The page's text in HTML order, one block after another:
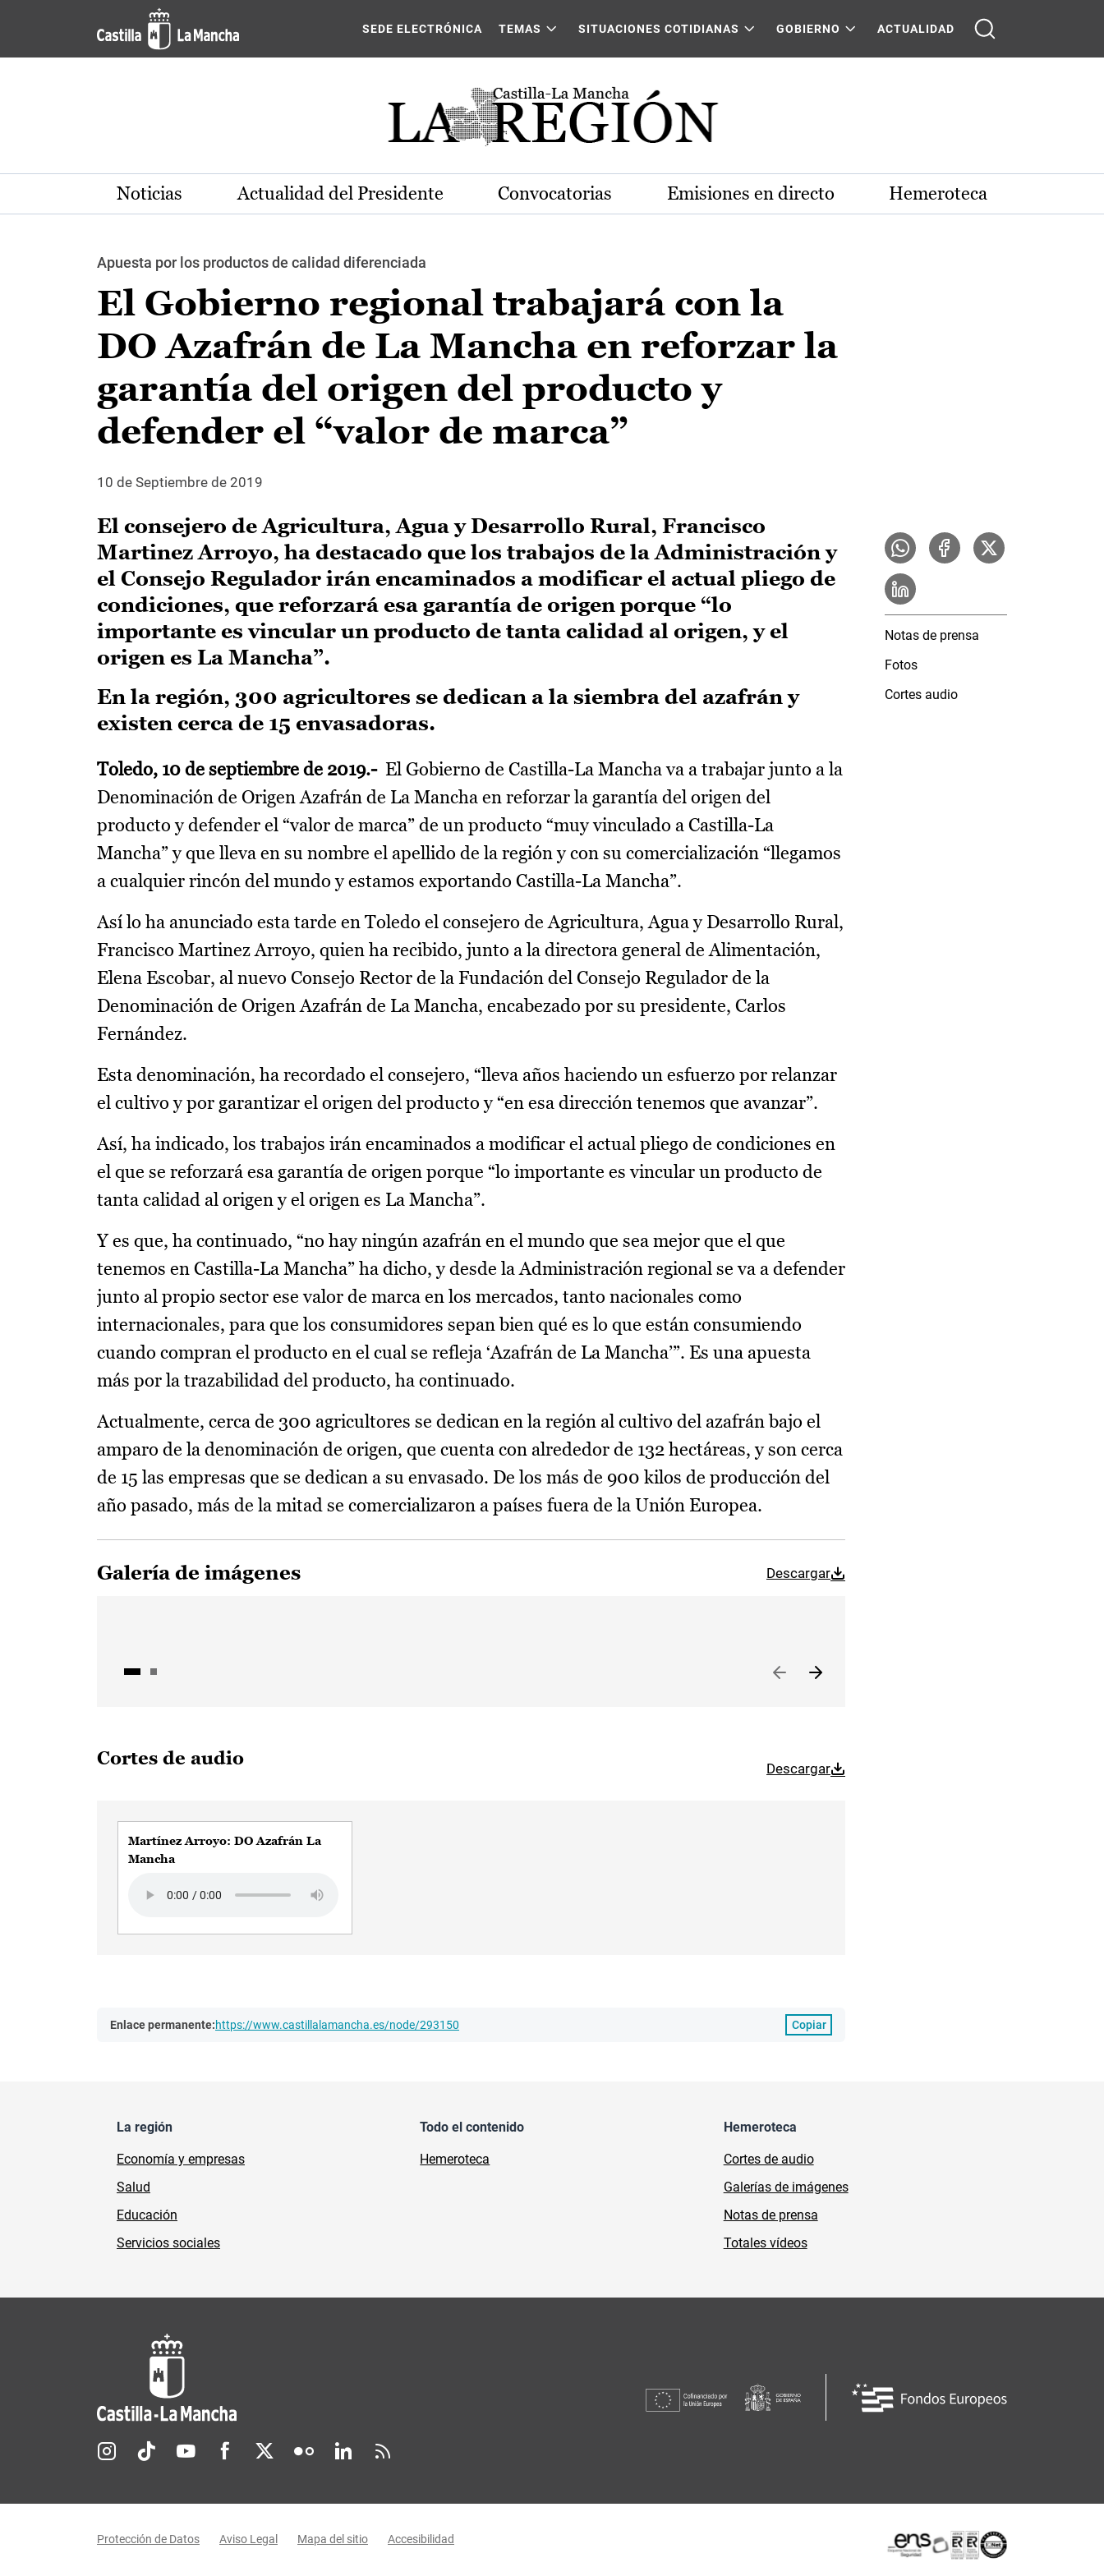
Pasar al contenido principal
SEDE ELECTRÓNICA TEMAS SITUACIONES COTIDIANAS GOBIERNO ACTUALIDAD
Noticias Actualidad del Presidente Convocatorias Emisiones en directo Hemeroteca
Apuesta por los productos de calidad diferenciada
El Gobierno regional trabajará con la
DO Azafrán de La Mancha en reforzar la
garantía del origen del producto y
defender el “valor de marca”
10 de Septiembre de 2019
El consejero de Agricultura, Agua y Desarrollo Rural, Francisco
Martinez Arroyo, ha destacado que los trabajos de la Administración y
el Consejo Regulador irán encaminados a modificar el actual pliego de
condiciones, que reforzará esa garantía de origen porque “lo
importante es vincular un producto de tanta calidad al origen, y el
origen es La Mancha”.
En la región, 300 agricultores se dedican a la siembra del azafrán y
existen cerca de 15 envasadoras.
Toledo, 10 de septiembre de 2019.-El Gobierno de Castilla-La Mancha va a trabajar junto a la
Denominación de Origen Azafrán de La Mancha en reforzar la garantía del origen del
producto y defender el “valor de marca” de un producto “muy vinculado a Castilla-La
Mancha” y que lleva en su nombre el apellido de la región y con su comercialización “llegamos
a cualquier rincón del mundo y estamos exportando Castilla-La Mancha”.
Así lo ha anunciado esta tarde en Toledo el consejero de Agricultura, Agua y Desarrollo Rural,
Francisco Martinez Arroyo, quien ha recibido, junto a la directora general de Alimentación,
Elena Escobar, al nuevo Consejo Rector de la Fundación del Consejo Regulador de la
Denominación de Origen Azafrán de La Mancha, encabezado por su presidente, Carlos
Fernández.
Esta denominación, ha recordado el consejero, “lleva años haciendo un esfuerzo por relanzar
el cultivo y por garantizar el origen del producto y “en esa dirección tenemos que avanzar”.
Así, ha indicado, los trabajos irán encaminados a modificar el actual pliego de condiciones en
el que se reforzará esa garantía de origen porque “lo importante es vincular un producto de
tanta calidad al origen y el origen es La Mancha”.
Y es que, ha continuado, “no hay ningún azafrán en el mundo que sea mejor que el que
tenemos en Castilla-La Mancha” ha dicho, y desde la Administración regional se va a defender
junto al propio sector ese valor de marca en los mercados, tanto nacionales como
internacionales, para que los consumidores sepan bien qué es lo que están consumiendo
cuando compran el producto en el cual se refleja ‘Azafrán de La Mancha’”. Es una apuesta
más por la trazabilidad del producto, ha continuado.
Actualmente, cerca de 300 agricultores se dedican en la región al cultivo del azafrán bajo el
amparo de la denominación de origen, que cuenta con alrededor de 132 hectáreas, y son cerca
de 15 las empresas que se dedican a su envasado. De los más de 900 kilos de producción del
año pasado, más de la mitad se comercializaron a países fuera de la Unión Europea.
Galería de imágenes Descargar
Cortes de audio Descargar
Martínez Arroyo: DO Azafrán La
Mancha
Enlace permanente:https://www.castillalamancha.es/node/293150 Copiar
Notas de prensa
Fotos
Cortes audio
La región
Economía y empresas
Salud
Educación
Servicios sociales
Todo el contenido
Hemeroteca
Hemeroteca
Cortes de audio
Galerías de imágenes
Notas de prensa
Totales vídeos
Redes sociales JCCM
Protección de Datos Aviso Legal Mapa del sitio Accesibilidad Certificaciones